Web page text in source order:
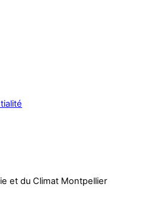
et du Climat Montpellier